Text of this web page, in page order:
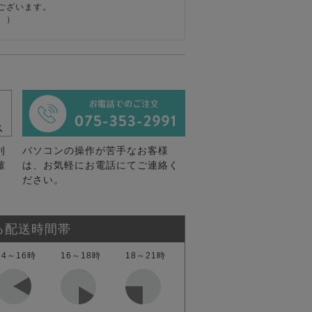
います。
パソコンの操作が苦手なお客様
は、お気軽にお電話にてご連絡く
ださい。
配送時間帯
～16時 16～18時 18～21時